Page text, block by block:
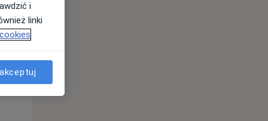
Śr,
12 Sie
i
linki